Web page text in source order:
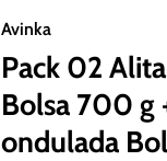
Avinka
Pack 02
Bolsa 700 g
ondulada